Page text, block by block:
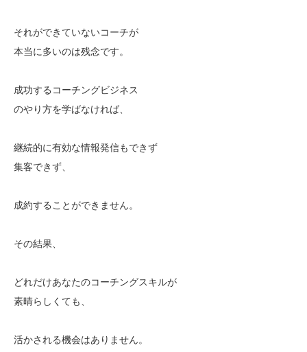
それができていないコーチが
本当に多いのは残念です。
成功するコーチングビジネス
のやり方を学ばなければ、
継続的に有効な情報発信もできず
集客できず、
成約することができません。
その結果、
どれだけあなたのコーチングスキルが
素晴らしくても、
活かされる機会はありません。